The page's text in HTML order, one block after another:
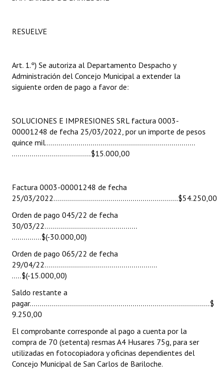
Datos Históricos
Audiencias Públicas - Registro
Mujeres que Dejaron Huellas - Registro
Ciudadano Ilustre - Registro
Banca del Vecino - Registro
Antiguos Pobladores - Registro
Reconocimientos - Registro
Bariloche, Municipio intercultural
Entrega de distinciones
REFORMA DE LA CARTA ORGÁNICA
RESUELVE
Art. 1.º) Se autoriza al Departamento Despacho y
Administración del Concejo Municipal a extender la
siguiente orden de pago a favor de:
SOLUCIONES E IMPRESIONES SRL factura 0003-
00001248 de fecha 25/03/2022, por un importe de pesos
quince mil............................................................................
………………………………....$15.000,00
Factura 0003-00001248 de fecha
25/03/2022……………………………………………………...$54.250,00
Orden de pago 045/22 de fecha
30/03/22………………………………………..
…………...$(-30.000,00)
Orden de pago 065/22 de fecha
29/04/22………………………………………….……..
…..$(-15.000,00)
Saldo restante a
pagar……………………………………………………………………………….$
9.250,00
El comprobante corresponde al pago a cuenta por la
compra de 70 (setenta) resmas A4 Husares 75g, para ser
utilizadas en fotocopiadora y oficinas dependientes del
Concejo Municipal de San Carlos de Bariloche.